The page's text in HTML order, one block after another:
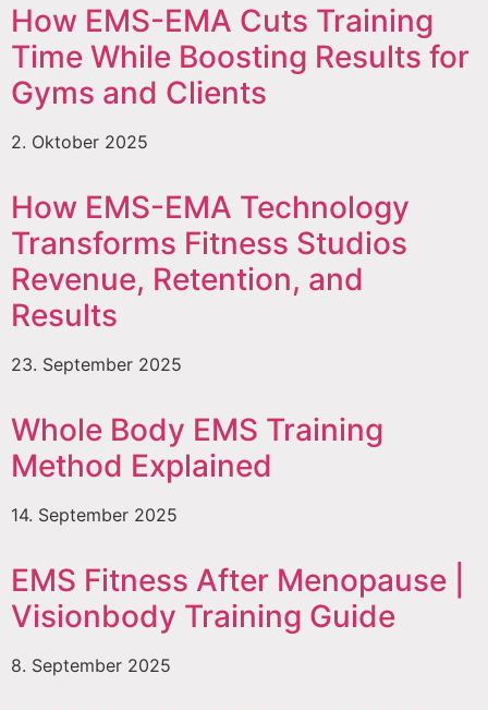
How EMS-EMA Cuts Training
Time While Boosting Results for
Gyms and Clients
2. Oktober 2025
How EMS-EMA Technology
Transforms Fitness Studios
Revenue, Retention, and
Results
23. September 2025
Whole Body EMS Training
Method Explained
14. September 2025
EMS Fitness After Menopause |
Visionbody Training Guide
8. September 2025